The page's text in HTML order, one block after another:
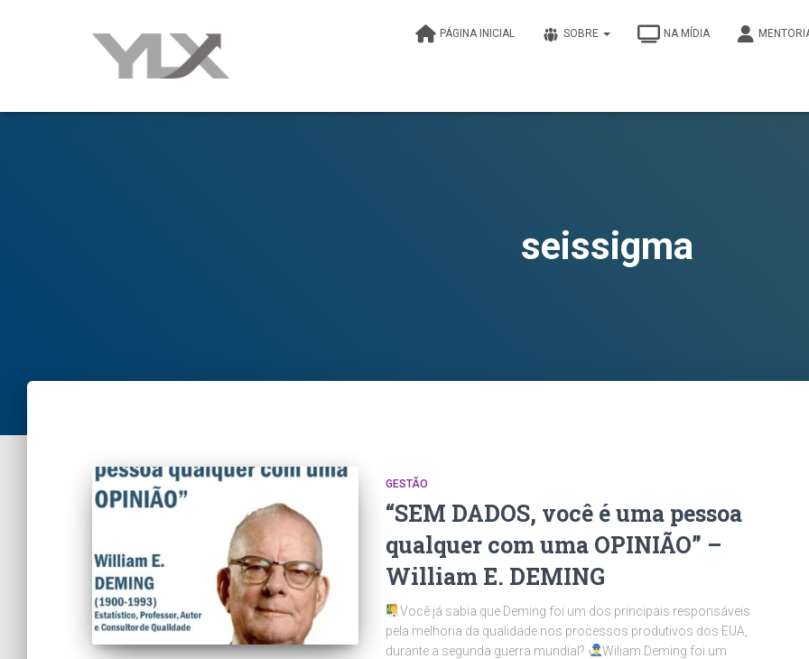
PÁGINA INICIAL SOBRE NA MÍDIA
seissigma
GESTÃO
“SEM DADOS, você é uma pessoa
qualquer com uma OPINIÃO” –
William E. DEMING
Você já sabia que Deming foi um dos principais responsáveis
pela melhoria da qualidade nos processos produtivos dos EUA,
durante a segunda guerra mundial?
Wiliam Deming foi um